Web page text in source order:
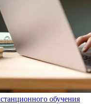
обучения